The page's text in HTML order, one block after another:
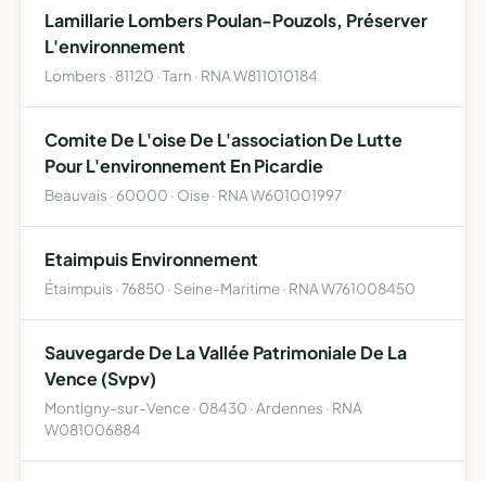
Lamillarie Lombers Poulan-Pouzols, Préserver
L'environnement
Lombers · 81120 · Tarn · RNA W811010184
Comite De L'oise De L'association De Lutte
Pour L'environnement En Picardie
Beauvais · 60000 · Oise · RNA W601001997
Etaimpuis Environnement
Étaimpuis · 76850 · Seine-Maritime · RNA W761008450
Sauvegarde De La Vallée Patrimoniale De La
Vence (Svpv)
Montigny-sur-Vence · 08430 · Ardennes · RNA
W081006884